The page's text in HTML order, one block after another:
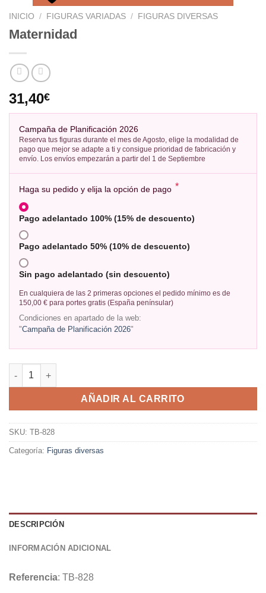
INICIO / FIGURAS VARIADAS / FIGURAS DIVERSAS
Maternidad
31,40€
Campaña de Planificación 2026
Reserva tus figuras durante el mes de Agosto, elige la modalidad de
pago que mejor se adapte a ti y consigue prioridad de fabricación y
envío. Los envíos empezarán a partir del 1 de Septiembre
Haga su pedido y elija la opción de pago *
Pago adelantado 100% (15% de descuento)
Pago adelantado 50% (10% de descuento)
Sin pago adelantado (sin descuento)
En cualquiera de las 2 primeras opciones el pedido mínimo es de
150,00 € para portes gratis (España penínsular)
Condiciones en apartado de la web:
"Campaña de Planificación 2026"
AÑADIR AL CARRITO
SKU: TB-828
Categoría: Figuras diversas
DESCRIPCIÓN
INFORMACIÓN ADICIONAL
Referencia: TB-828